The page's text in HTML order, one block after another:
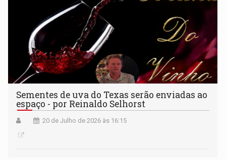
Sementes de uva do Texas serão enviadas ao
espaço - por Reinaldo Selhorst
20 de Julho de 2026 às 16:15